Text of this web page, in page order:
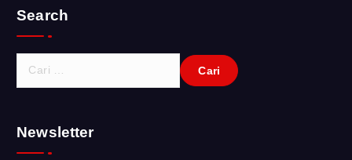
Search
u
n
Newsletter